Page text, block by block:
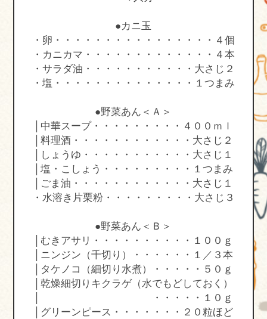
●カニ玉
・卵・・・・・・・・・・・・・・・・４個
・カニカマ・・・・・・・・・・・・・４本
・サラダ油・・・・・・・・・・・大さじ２
・塩・・・・・・・・・・・・・・１つまみ
●野菜あん＜Ａ＞
│中華スープ・・・・・・・・・４００ｍｌ
│料理酒・・・・・・・・・・・・大さじ２
│しょうゆ・・・・・・・・・・・大さじ１
│塩・こしょう・・・・・・・・・１つまみ
│ごま油・・・・・・・・・・・・大さじ１
・水溶き片栗粉・・・・・・・・・大さじ３
●野菜あん＜Ｂ＞
│むきアサリ・・・・・・・・・・１００ｇ
│ニンジン（千切り）・・・・・・１／３本
│タケノコ（細切り水煮）・・・・・５０ｇ
│乾燥細切りキクラゲ（水でもどしておく）
│ ・・・・・１０ｇ
│グリーンピース・・・・・・・２０粒ほど